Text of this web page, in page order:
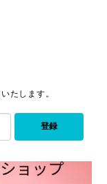
たします。
登録